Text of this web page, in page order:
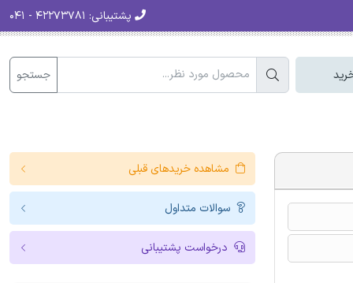
پشتیبانی:
جستجو
مشاهده خریدهای قبلی
سوالات متداول
درخواست پشتیبانی